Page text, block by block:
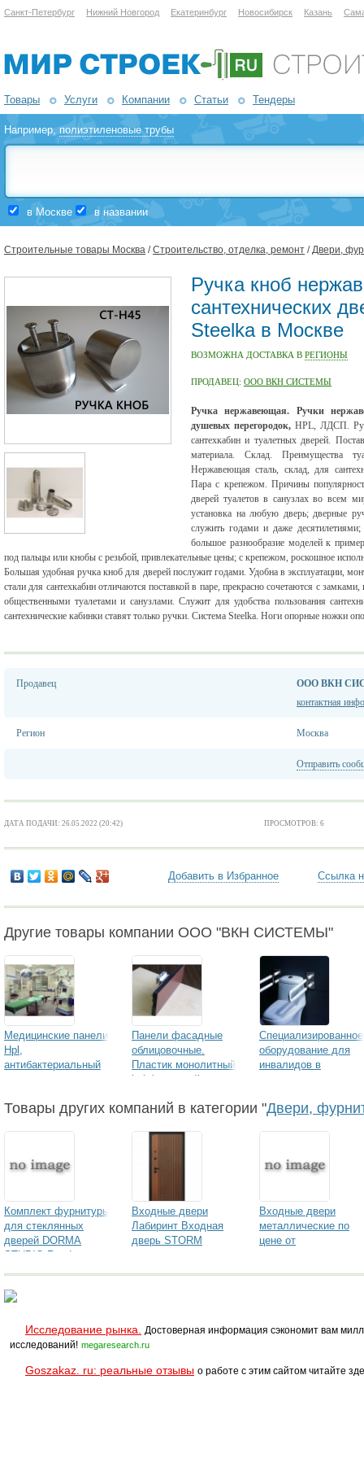
Санкт-Петербург Нижний Новгород Екатеринбург Новосибирск Казань
Товары Услуги Компании Статьи Тендеры
Например,полиэтиленовые трубы
в Москве в названии
Строительные товары Москва /Строительство, отделка, ремонт /Двери,
Ручка кноб
сантехнических
Steelka в Москве
ВОЗМОЖНА ДОСТАВКА В РЕГИОНЫ
ПРОДАВЕЦ: ООО ВКН СИСТЕМЫ
Ручка нержавеющая. Ручки
душевых перегородок,HPL, ЛДСП.
сантехкабин и туалетных дверей.
материала. Склад. Преимущества
Нержавеющая сталь, склад, для
Пара с крепежом. Причины
дверей туалетов в санузлах во всем
установка на любую дверь; дверные
служить годами и даже
большое разнообразие моделей к
под пальцы или кнобы с резьбой, привлекательные цены; с крепежом, роскошное
Большая удобная ручка кноб для дверей послужит годами. Удобна в эксплуатации,
стали для сантехкабин отличаются поставкой в паре, прекрасно сочетаются с
общественными туалетами и санузлами. Служит для удобства пользования
сантехнические кабинки ставят только ручки. Система Steelka. Ноги опорные
Продавец
ООО ВКН
контактная
Регион Москва
Отправить
ДАТА ПОДАЧИ: 26.05.2022 (20:42) ПРОСМОТРОВ: 6
Добавить в Избранное Ссылка
Другие товары компании ООО "ВКН СИСТЕМЫ"
Медицинские панели
Hpl,
антибактериальный
RESOPAL hipercare
Панели фасадные
облицовочные.
Пластик монолитный
hpl фасадный
RESOPLAN-F
Специализированное
оборудование для
инвалидов в
Товары других компаний в категории "Двери,
Комплект фурнитуры
для стеклянных
дверей DORMA
STUDIO Rondo
Входные двери
Лабиринт Входная
дверь STORM
Входные двери
металлические по
цене от
Исследование рынка.
Достоверная информация сэкономит вам
исследований! megaresearch.ru
Goszakaz. ru: реальные отзывы о работе с этим сайтом читайте